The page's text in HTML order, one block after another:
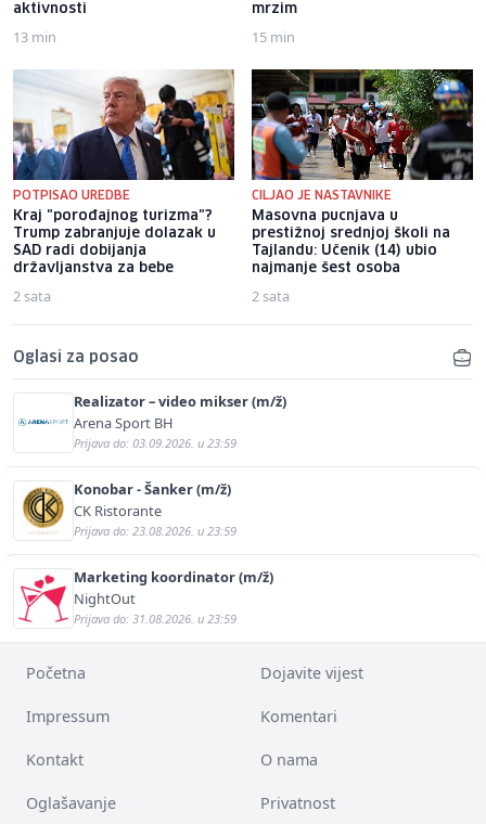
aktivnosti
13 min
mrzim
15 min
POTPISAO UREDBE
Kraj "porođajnog turizma"?
Trump zabranjuje dolazak u
SAD radi dobijanja
državljanstva za bebe
2 sata
CILJAO JE NASTAVNIKE
Masovna pucnjava u
prestižnoj srednjoj školi na
Tajlandu: Učenik (14) ubio
najmanje šest osoba
2 sata
Oglasi za posao
Realizator – video mikser (m/ž)
Arena Sport BH
Prijava do: 03.09.2026. u 23:59
Konobar - Šanker (m/ž)
CK Ristorante
Prijava do: 23.08.2026. u 23:59
Marketing koordinator (m/ž)
NightOut
Prijava do: 31.08.2026. u 23:59
Početna Dojavite vijest
Impressum Komentari
Kontakt O nama
Oglašavanje Privatnost